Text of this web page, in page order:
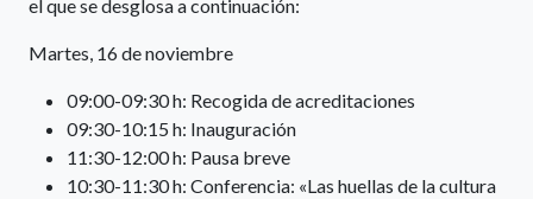
el que se desglosa a continuación:
Martes, 16 de noviembre
09:00-09:30 h: Recogida de acreditaciones
09:30-10:15 h: Inauguración
11:30-12:00 h: Pausa breve
10:30-11:30 h: Conferencia: «Las huellas de la cultura